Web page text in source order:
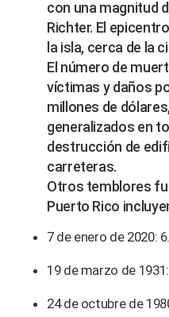
con una magnitud
Richter. El
la isla, cerca de la
El número de
víctimas y daños
millones de
generalizados en
destrucción de
carreteras.
Otros temblores
Puerto Rico
7 de enero de 2020:
19 de marzo de
24 de octubre de